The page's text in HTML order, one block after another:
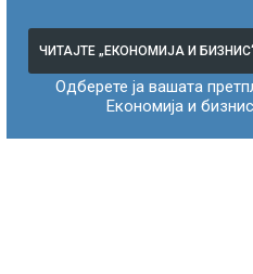
ЧИТАЈТЕ „ЕКОНОМИЈА И
Одберете ја вашата
Економија и бизнис